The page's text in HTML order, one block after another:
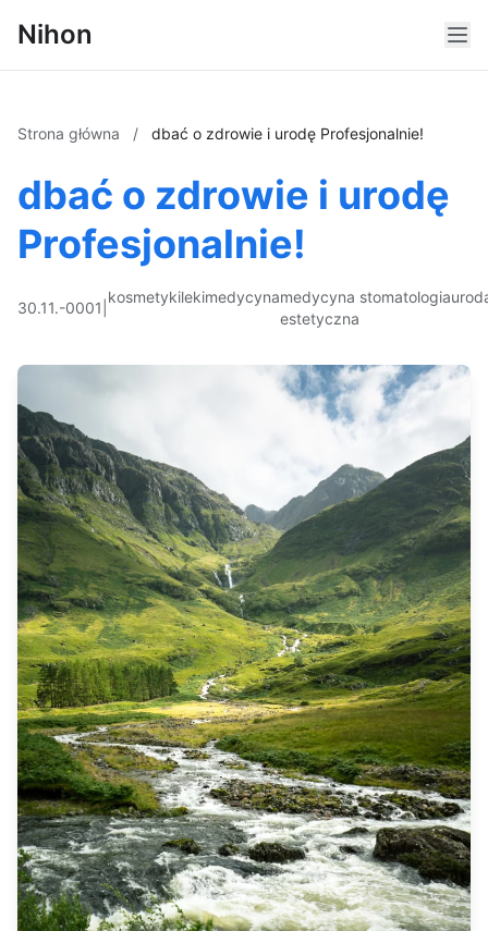
Nihon
Strona główna / dbać o zdrowie i urodę Profesjonalnie!
dbać o zdrowie i urodę
Profesjonalnie!
30.11.-0001
kosmetykilekimedycynamedycyna
estetyczna
stomatologia